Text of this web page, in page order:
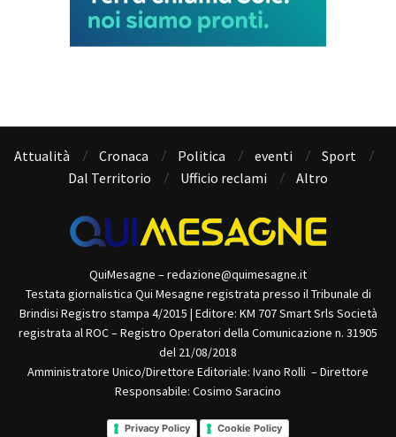
Attualità Cronaca Politica eventi
Sport
Dal Territorio
Ufficio reclami Altro
QuiMesagne – redazione@quimesagne.it
Testata giornalistica Qui Mesagne registrata presso il Tribunale di
Brindisi Registro stampa 4/2015 | Editore: KM 707 Smart Srls Società
registrata al ROC – Registro Operatori della Comunicazione n. 31905
del 21/08/2018
Amministratore Unico/Direttore Editoriale: Ivano Rolli – Direttore
Responsabile: Cosimo Saracino
Privacy Policy Cookie Policy